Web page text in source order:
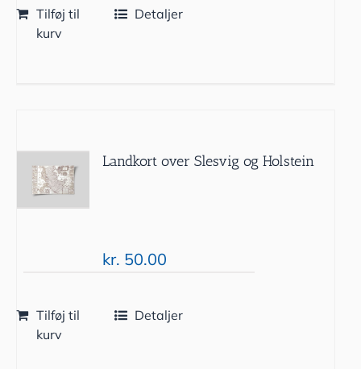
Tilføj til
kurv
Detaljer
Landkort over Slesvig og Holstein
kr. 50.00
Tilføj til
kurv
Detaljer